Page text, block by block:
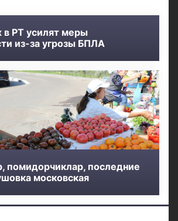
в РТ усилят меры
из-за угрозы БПЛА
помидорчиклар, последние
московская